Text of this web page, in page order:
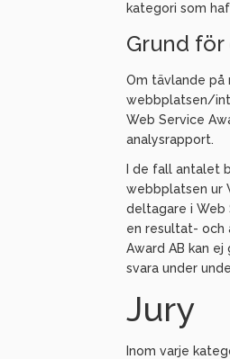
kategori som
Grund
Om tävlande på
webbplatsen/
Web Service
analysrapport.
I de fall antalet
webbplatsen ur
deltagare i Web
en resultat- och
Award AB kan
svara under
Jury
Inom varje